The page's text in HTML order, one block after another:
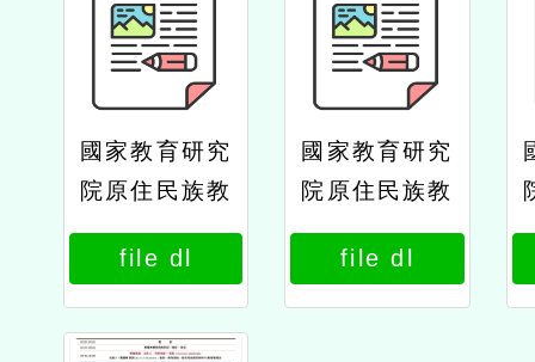
國家教育研究
院原住民族教
育研究中心辦
理114年原住
民族教育政策
研討會「原住
file dl
國家教育研究
院原住民族教
育研究中心辦
理114年原住
民族教育政策
file dl